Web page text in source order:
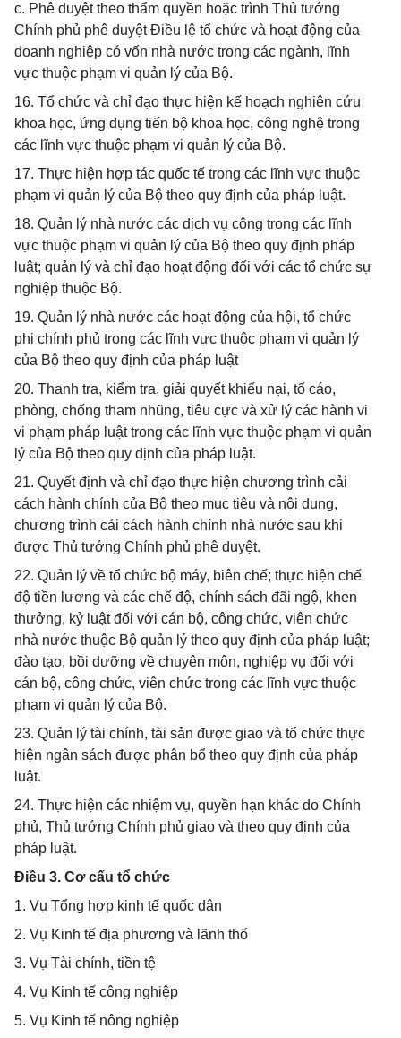
c. Phê duyệt theo thẩm quyền hoặc trình Thủ tướng
Chính phủ phê duyệt Điều lệ tổ chức và hoạt động của
doanh nghiệp có vốn nhà nước trong các ngành, lĩnh
vực thuộc phạm vi quản lý của Bộ.
16. Tổ chức và chỉ đạo thực hiện kế hoạch nghiên cứu
khoa học, ứng dụng tiến bộ khoa học, công nghệ trong
các lĩnh vực thuộc phạm vi quản lý của Bộ.
17. Thực hiện hợp tác quốc tế trong các lĩnh vực thuộc
phạm vi quản lý của Bộ theo quy định của pháp luật.
18. Quản lý nhà nước các dịch vụ công trong các lĩnh
vực thuộc phạm vi quản lý của Bộ theo quy định pháp
luật; quản lý và chỉ đạo hoạt động đối với các tổ chức sự
nghiệp thuộc Bộ.
19. Quản lý nhà nước các hoạt động của hội, tổ chức
phi chính phủ trong các lĩnh vực thuộc phạm vi quản lý
của Bộ theo quy định của pháp luật
20. Thanh tra, kiểm tra, giải quyết khiếu nại, tố cáo,
phòng, chống tham nhũng, tiêu cực và xử lý các hành vi
vi phạm pháp luật trong các lĩnh vực thuộc phạm vi quản
lý của Bộ theo quy định của pháp luật.
21. Quyết định và chỉ đạo thực hiện chương trình cải
cách hành chính của Bộ theo mục tiêu và nội dung,
chương trình cải cách hành chính nhà nước sau khi
được Thủ tướng Chính phủ phê duyệt.
22. Quản lý về tổ chức bộ máy, biên chế; thực hiện chế
độ tiền lương và các chế độ, chính sách đãi ngộ, khen
thưởng, kỷ luật đối với cán bộ, công chức, viên chức
nhà nước thuộc Bộ quản lý theo quy định của pháp luật;
đào tạo, bồi dưỡng về chuyên môn, nghiệp vụ đối với
cán bộ, công chức, viên chức trong các lĩnh vực thuộc
phạm vi quản lý của Bộ.
23. Quản lý tài chính, tài sản được giao và tổ chức thực
hiện ngân sách được phân bổ theo quy định của pháp
luật.
24. Thực hiện các nhiệm vụ, quyền hạn khác do Chính
phủ, Thủ tướng Chính phủ giao và theo quy định của
pháp luật.
Điều 3. Cơ cấu tổ chức
1. Vụ Tổng hợp kinh tế quốc dân
2. Vụ Kinh tế địa phương và lãnh thổ
3. Vụ Tài chính, tiền tệ
4. Vụ Kinh tế công nghiệp
5. Vụ Kinh tế nông nghiệp